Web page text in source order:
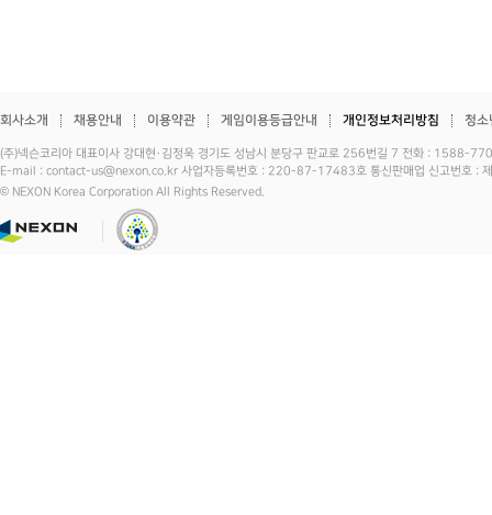
회사소개 채용안내 이용약관 게임이용등급안내 개인정보처리방침 청소
(주)넥슨코리아 대표이사 강대현·김정욱 경기도 성남시 분당구 판교로 256번길 7 전화 :
E-mail : contact-us@nexon.co.kr 사업자등록번호 : 220-87-17483호 통신판매업 신고번호 :
© NEXON Korea Corporation All Rights Reserved.